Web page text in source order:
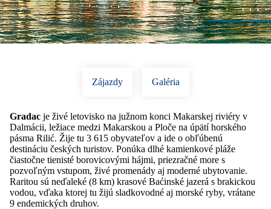
Zájazdy Galéria
Gradac je živé letovisko na južnom konci Makarskej riviéry v
Dalmácii, ležiace medzi Makarskou a Ploče na úpätí horského
pásma Rilić. Žije tu 3 615 obyvateľov a ide o obľúbenú
destináciu českých turistov. Ponúka dlhé kamienkové pláže
čiastočne tienisté borovicovými hájmi, priezračné more s
pozvoľným vstupom, živé promenády aj moderné ubytovanie.
Raritou sú neďaleké (8 km) krasové Baćinské jazerá s brakickou
vodou, vďaka ktorej tu žijú sladkovodné aj morské ryby, vrátane
9 endemických druhov.